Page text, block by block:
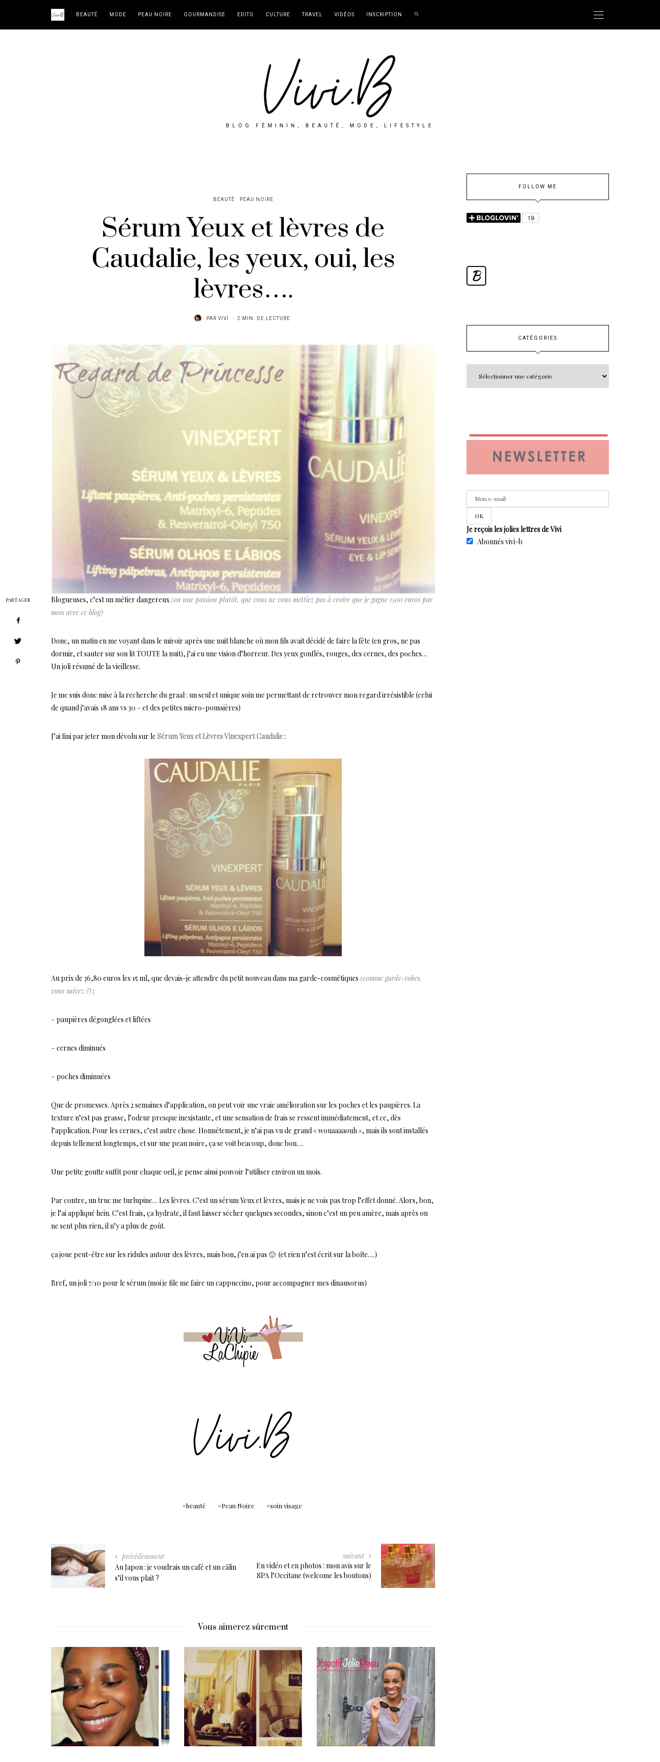
BEAUTÉ MODE PEAU NOIRE GOURMANDISE EDITO CULTURE TRAVEL VIDÉOS INSCRIPTION
BLOG FÉMININ, BEAUTÉ, MODE, LIFESTYLE
BEAUTÉ PEAU NOIRE
Sérum Yeux et lèvres de
Caudalie, les yeux, oui, les
lèvres….
PAR VIVI 2 MIN. DE LECTURE
Blogueuses, c’est un métier dangereux(ou une passion plutôt, que vous ne vous mettiez pas à croire que je gagne 1500 euros par
mois avec ce blog)
Donc, un matin en me voyant dans le miroir après une nuit blanche où mon fils avait décidé de faire la fête (en gros, ne pas
dormir, et sauter sur son lit TOUTE la nuit), j’ai eu une vision d’horreur. Des yeux gonflés, rouges, des cernes, des poches…
Un joli résumé de la vieillesse.
Je me suis donc mise à la recherche du graal : un seul et unique soin me permettant de retrouver mon regard irrésistible (celui
de quand j’avais 18 ans vs 30 – et des petites micro-poussières)
J’ai fini par jeter mon dévolu sur le Sérum Yeux et Lèvres Vinexpert Caudalie:
Au prix de 36,80 euros les 15 ml, que devais-je attendre du petit nouveau dans ma garde-cosmétiques (comme garde-robes,
vous suivez ?):
– paupières dégonglées et liftées
– cernes diminués
– poches diminuées
Que de promesses. Après 2 semaines d’application, on peut voir une vraie amélioration sur les poches et les paupières. La
texture n’est pas grasse, l’odeur presque inexistante, et une sensation de frais se ressent immédiatement, et ce, dès
l’application. Pour les cernes, c’est autre chose. Honnêtement, je n’ai pas vu de grand « wouaaaaouh », mais ils sont installés
depuis tellement longtemps, et sur une peau noire, ça se voit beacoup, donc bon….
Une petite goutte suffit pour chaque oeil, je pense ainsi pouvoir l’utiliser environ un mois.
Par contre, un truc me turlupine… Les lèvres. C’est un sérum Yeux et lèvres, mais je ne vois pas trop l’effet donné. Alors, bon,
je l’ai appliqué hein. C’est frais, ça hydrate, il faut laisser sécher quelques secondes, sinon c’est un peu amère, mais après on
ne sent plus rien, il n’y a plus de goût.
ça joue peut-être sur les ridules autour des lèvres, mais bon, j’en ai pas 🙂 (et rien n’est écrit sur la boîte….)
Bref, un joli 7/10 pour le sérum (moi je file me faire un cappuccino, pour accompagner mes dinausorus)
PARTAGER
beauté Peau Noire soin visage
précédemment
Au Japon : je voudrais un café et un câlin
s’il vous plait ?
suivant
En vidéo et en photos : mon avis sur le
SPA l’Occitane (welcome les boutons)
Vous aimerez sûrement
FOLLOW ME
B
CATÉGORIES
Je reçois les jolies lettres de Vivi
Abonnés vivi-b